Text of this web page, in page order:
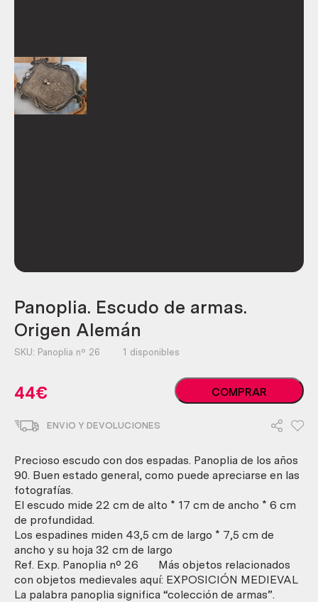
Panoplia. Escudo de armas.
Origen Alemán
SKU: Panoplia nº 26 1 disponibles
44€
Panoplia.
Escudo
Alemán
cantidad
COMPRAR
ENVIO Y DEVOLUCIONES
Precioso escudo con dos espadas. Panoplia de los años
90. Buen estado general, como puede apreciarse en las
fotografías.
El escudo mide 22 cm de alto * 17 cm de ancho * 6 cm
de profundidad.
Los espadines miden 43,5 cm de largo * 7,5 cm de
ancho y su hoja 32 cm de largo
Ref. Exp. Panoplia nº 26 Más objetos relacionados
con objetos medievales aquí: EXPOSICIÓN MEDIEVAL
La palabra panoplia significa “colección de armas”.